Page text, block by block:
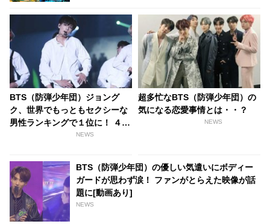
BTS（防弾少年団）ジョング
ク、世界でもっともセクシーな
男性ランキングで１位に！ ４位
にはEXOのカイがランクイン
NEWS
超多忙なBTS（防弾少年団）の
気になる恋愛事情とは・・？
NEWS
BTS（防弾少年団）の優しい気遣いにボディー
ガードが思わず涙！ ファンがとらえた映像が話
題に[動画あり]
NEWS